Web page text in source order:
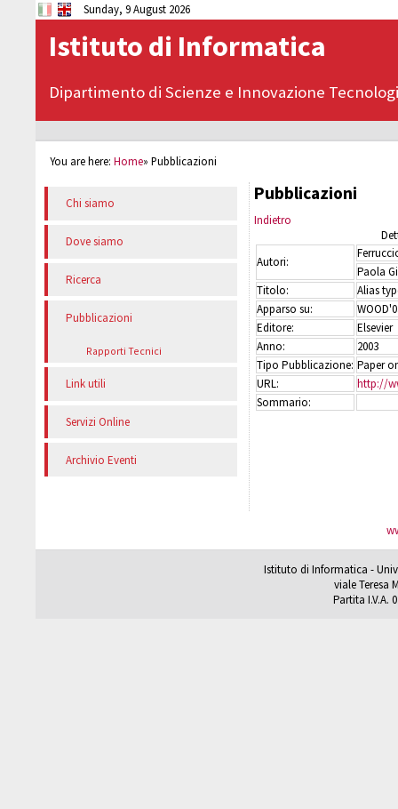
Sunday, 9 August 2026
Istituto di Informatica
Dipartimento di Scienze e Innovazione
You are here:Home»Pubblicazioni
Chi siamo
Dove siamo
Ricerca
Pubblicazioni
Rapporti Tecnici
Link utili
Servizi Online
Archivio Eventi
Pubblicazioni
Indietro
Autori:
Paola
Titolo:
Alias
Apparso su:
Editore:
Elsevier
Anno:
2003
Tipo Pubblicazione: Paper
URL:
http://
Sommario:
Istituto di Informatica -
viale Teresa
Partita I.V.A.